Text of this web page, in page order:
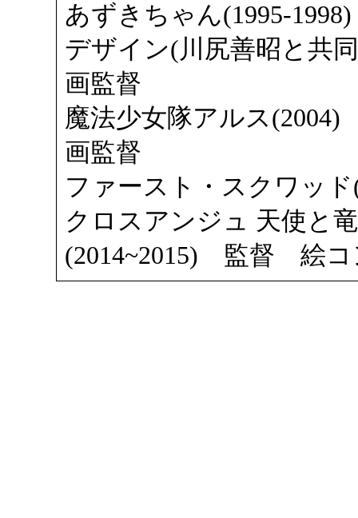
あずきちゃん(1995-
デザイン(川尻善昭と共
画監督
魔法少女隊アルス
画監督
ファースト・スクワッ
クロスアンジュ 天使と
(2014~2015) 監督 絵コ